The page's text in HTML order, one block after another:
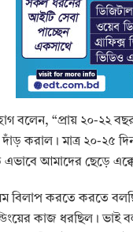
বলেন, “প্রায় ২০-২২
করাল। মাত্র ২০-২৫
আমাদের ছেড়ে
বিলাপ করতে করতে
কাজ ধরছিল।